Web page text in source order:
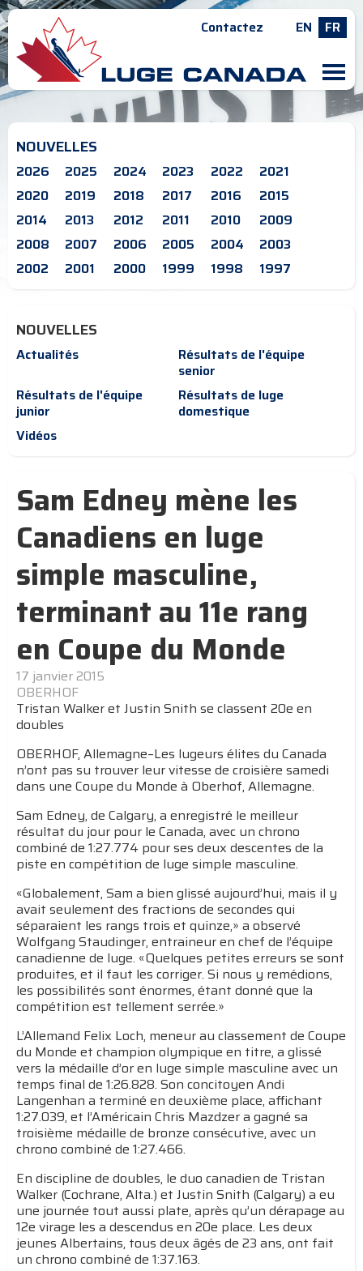
Contactez EN FR
M
NOUVELLES
2026 2025 2024 2023 2022
2021
2020
2019 2018 2017 2016
2015
2014
2013 2012 2011 2010
2009
2008
2007 2006 2005 2004
2003
2002
2001 2000 1999 1998 1997
NOUVELLES
Actualités
Résultats de l'équipe
senior
Résultats de l'équipe
junior
Résultats de luge
domestique
Vidéos
Sam Edney mène les
Canadiens en luge
simple masculine,
terminant au 11e rang
en Coupe du Monde
17 janvier 2015
OBERHOF
Tristan Walker et Justin Snith se classent 20e en
doubles
OBERHOF, Allemagne–Les lugeurs élites du Canada
n’ont pas su trouver leur vitesse de croisière samedi
dans une Coupe du Monde à Oberhof, Allemagne.
Sam Edney, de Calgary, a enregistré le meilleur
résultat du jour pour le Canada, avec un chrono
combiné de 1:27.774 pour ses deux descentes de la
piste en compétition de luge simple masculine.
«Globalement, Sam a bien glissé aujourd’hui, mais il y
avait seulement des fractions de secondes qui
séparaient les rangs trois et quinze,» a observé
Wolfgang Staudinger, entraineur en chef de l’équipe
canadienne de luge. «Quelques petites erreurs se sont
produites, et il faut les corriger. Si nous y remédions,
les possibilités sont énormes, étant donné que la
compétition est tellement serrée.»
L’Allemand Felix Loch, meneur au classement de Coupe
du Monde et champion olympique en titre, a glissé
vers la médaille d’or en luge simple masculine avec un
temps final de 1:26.828. Son concitoyen Andi
Langenhan a terminé en deuxième place, affichant
1:27.039, et l’Américain Chris Mazdzer a gagné sa
troisième médaille de bronze consécutive, avec un
chrono combiné de 1:27.466.
En discipline de doubles, le duo canadien de Tristan
Walker (Cochrane, Alta.) et Justin Snith (Calgary) a eu
une journée tout aussi plate, après qu’un dérapage au
12e virage les a descendus en 20e place. Les deux
jeunes Albertains, tous deux âgés de 23 ans, ont fait
un chrono combiné de 1:37.163.